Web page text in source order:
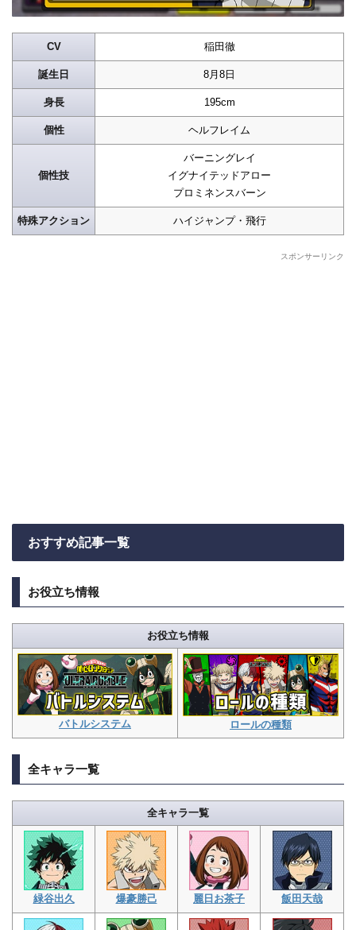
CV 稲田徹
誕生日 8月8日
身長 195cm
個性 ヘルフレイム
個性技
バーニングレイ
イグナイテッドアロー
プロミネンスバーン
特殊アクション ハイジャンプ・飛行
スポンサーリンク
おすすめ記事一覧
お役立ち情報
お役立ち情報
バトルシステム ロールの種類
全キャラ一覧
全キャラ一覧
緑谷出久 爆豪勝己 麗日お茶子 飯田天哉